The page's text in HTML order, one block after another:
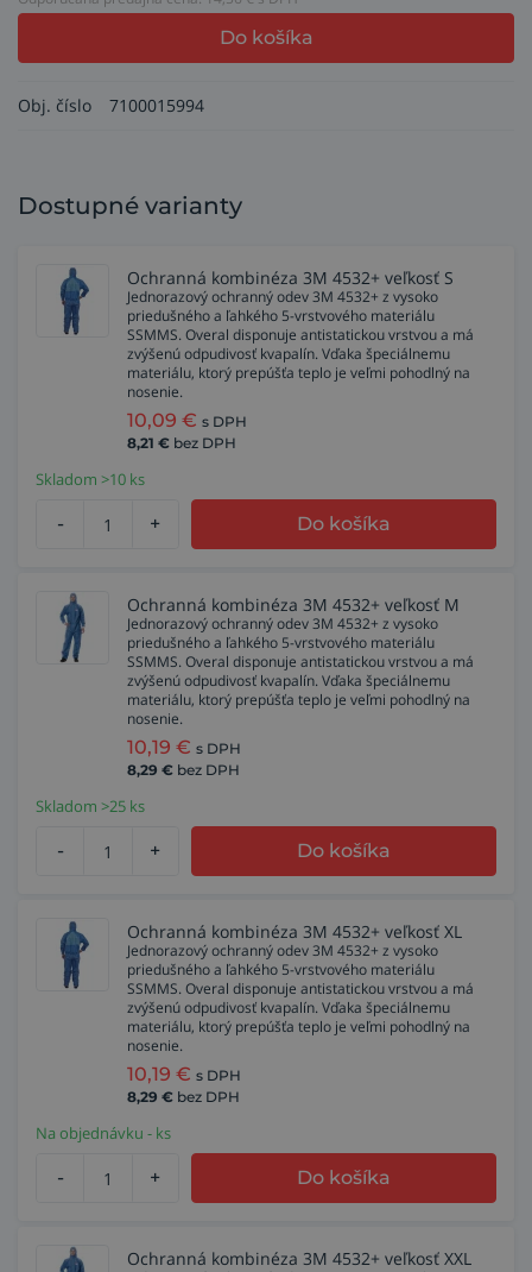
Do košíka
Obj. číslo 7100015994
Dostupné varianty
Ochranná kombinéza 3M 4532+ veľkosť S
Jednorazový ochranný odev 3M 4532+ z vysoko
priedušného a ľahkého 5-vrstvového materiálu
SSMMS. Overal disponuje antistatickou vrstvou a má
zvýšenú odpudivosť kvapalín. Vďaka špeciálnemu
materiálu, ktorý prepúšťa teplo je veľmi pohodlný na
nosenie.
10,09 € s DPH
8,21 € bez DPH
Skladom >10 ks
- + Do košíka
Ochranná kombinéza 3M 4532+ veľkosť M
Jednorazový ochranný odev 3M 4532+ z vysoko
priedušného a ľahkého 5-vrstvového materiálu
SSMMS. Overal disponuje antistatickou vrstvou a má
zvýšenú odpudivosť kvapalín. Vďaka špeciálnemu
materiálu, ktorý prepúšťa teplo je veľmi pohodlný na
nosenie.
10,19 € s DPH
8,29 € bez DPH
Skladom >25 ks
- + Do košíka
Ochranná kombinéza 3M 4532+ veľkosť XL
Jednorazový ochranný odev 3M 4532+ z vysoko
priedušného a ľahkého 5-vrstvového materiálu
SSMMS. Overal disponuje antistatickou vrstvou a má
zvýšenú odpudivosť kvapalín. Vďaka špeciálnemu
materiálu, ktorý prepúšťa teplo je veľmi pohodlný na
nosenie.
10,19 € s DPH
8,29 € bez DPH
Na objednávku - ks
- + Do košíka
Ochranná kombinéza 3M 4532+ veľkosť XXL